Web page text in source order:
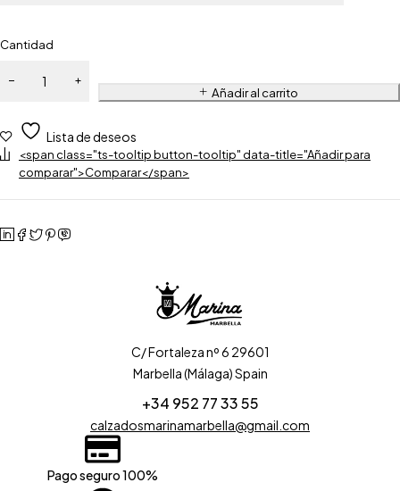
Cantidad
Añadir al carrito
Lista de deseos
<span class="ts-tooltip button-tooltip" data-title="Añadir para
comparar">Comparar</span>
C/ Fortaleza nº 6 29601
Marbella (Málaga) Spain
+34 952 77 33 55
calzadosmarinamarbella@gmail.com
Pago seguro 100%